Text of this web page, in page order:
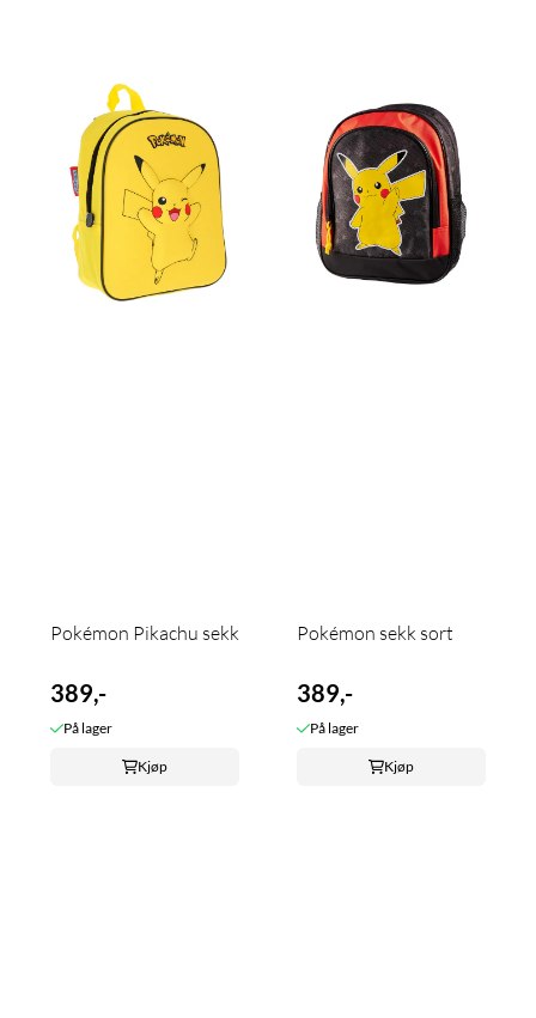
Pokémon Pikachu sekk
389,-
På lager
Kjøp
Pokémon sekk sort
389,-
På lager
Kjøp